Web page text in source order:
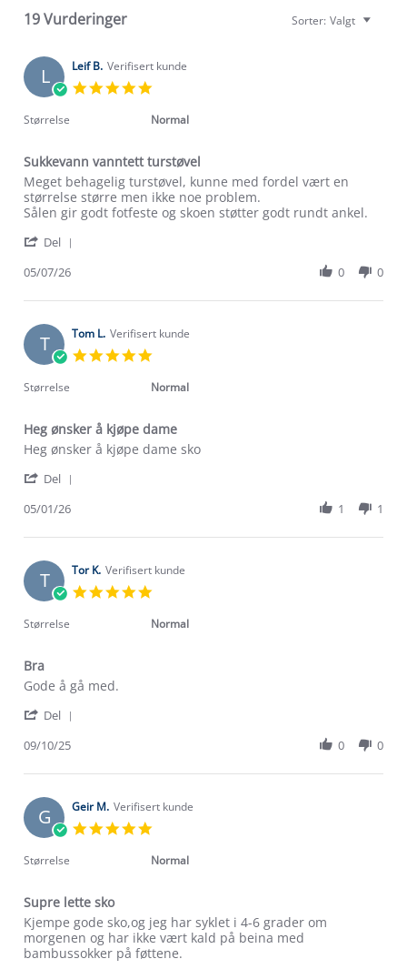
19 Vurderinger Sorter: Valgt
L Leif B. Verifisert kunde
rating
Størrelse Normal
Sukkevann vanntett turstøvel
Review
by
Leif
on
Jul
review
stating
Sukkevann
turstøvel
Meget behagelig turstøvel, kunne med fordel vært en
størrelse større men ikke noe problem.
Sålen gir godt fotfeste og skoen støtter godt rundt ankel.
Del
Leif
on
5
Jul
05/07/26 0 0
T Tom L. Verifisert kunde
rating
Størrelse Normal
Heg ønsker å kjøpe dame
Review
Tom
on
Jan
review
Heg
å
dame
Heg ønsker å kjøpe dame sko
Del
Tom
on
5
Jan
05/01/26 1 1
T Tor K. Verifisert kunde
rating
Størrelse Normal
Bra
Review
Tor
on
Oct
review
Bra
Gode å gå med.
Del
Tor
on
9
Oct
09/10/25 0 0
G Geir M. Verifisert kunde
rating
Størrelse Normal
Supre lette sko
Review
by
Geir
review
stating
Supre
Kjempe gode sko,og jeg har syklet i 4-6 grader om
morgenen og har ikke vært kald på beina med
bambussokker på føttene.